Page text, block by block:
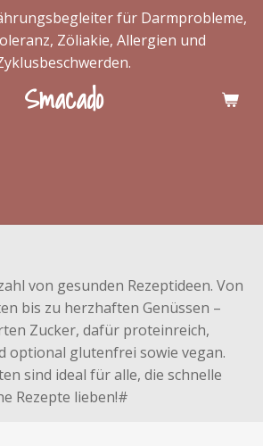
Smacado
für Darmprobleme,
Zöliakie, Allergien und
von gesunden Rezeptideen. Von
bis zu herzhaften Genüssen –
Zucker, dafür proteinreich,
optional glutenfrei sowie vegan.
sind ideal für alle, die schnelle
Rezepte lieben!#